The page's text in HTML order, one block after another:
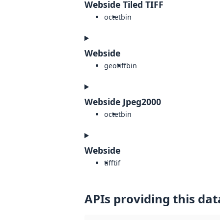
Webside Tiled TIFF
octetbin
Webside
geotiffbin
Webside Jpeg2000
octetbin
Webside
tifftif
APIs providing this